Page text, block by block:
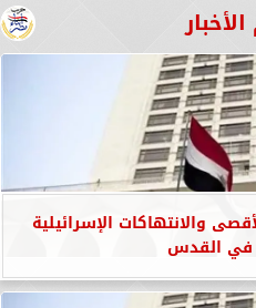
والانتهاكات الإسرائيلية
في القدس